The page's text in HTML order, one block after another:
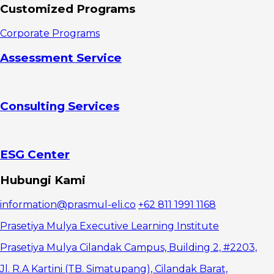
Demokratis
produktivitas
moral
penilaian
Kepemimpinan
Komunikasi
yang
kompleks
Overlapping
ide dan opini
Keterbatasan
kemampuan
solving
Customized Programs
Corporate Programs
Assessment Service
Consulting Services
ESG Center
Hubungi Kami
information@prasmul-eli.co +62 811 1991 1168
Prasetiya Mulya Executive Learning Institute
Prasetiya Mulya Cilandak Campus, Building 2, #2203,
Jl. R.A Kartini (TB. Simatupang), Cilandak Barat,